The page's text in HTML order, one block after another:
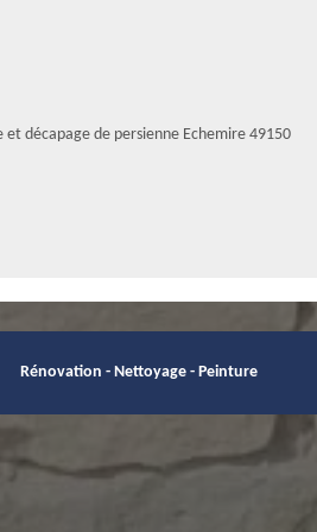
et décapage de persienne Echemire 49150
Rénovation - Nettoyage - Peinture